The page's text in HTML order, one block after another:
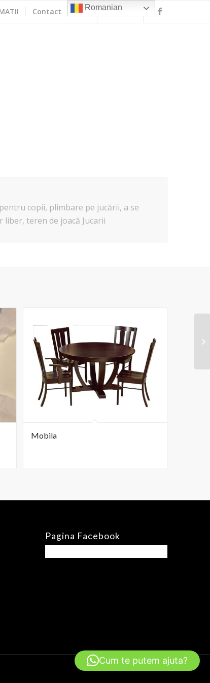
Contact
copii, plimbare pe jucării, a se
teren de joacă Jucarii
Mobila
Pagina Facebook
Romanian
Cum te putem ajuta?